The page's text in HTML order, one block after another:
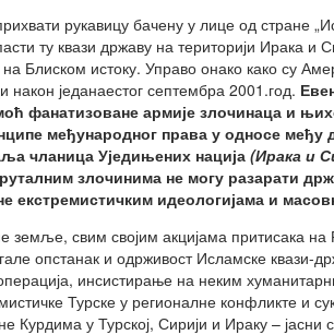
рукавицу бачену у лице од стране
ту квази државу на територији Ирака и
на Блиском истоку. Управо онако како су
једанаестог септембра 2001.год.
фанатизоване армије злочинаца и
међународног права у односе међу
чланица Уједињених нација (Ирака и
злочинима не могу разарати
екстремистичким идеологијама и
земље, свим својим акцијама притисака на
опстанак и одрживост Исламске квази-
инсистирање на неким
Турске у регионалне конфликте и
Курдима у Турској, Сирији и Ираку – јасни